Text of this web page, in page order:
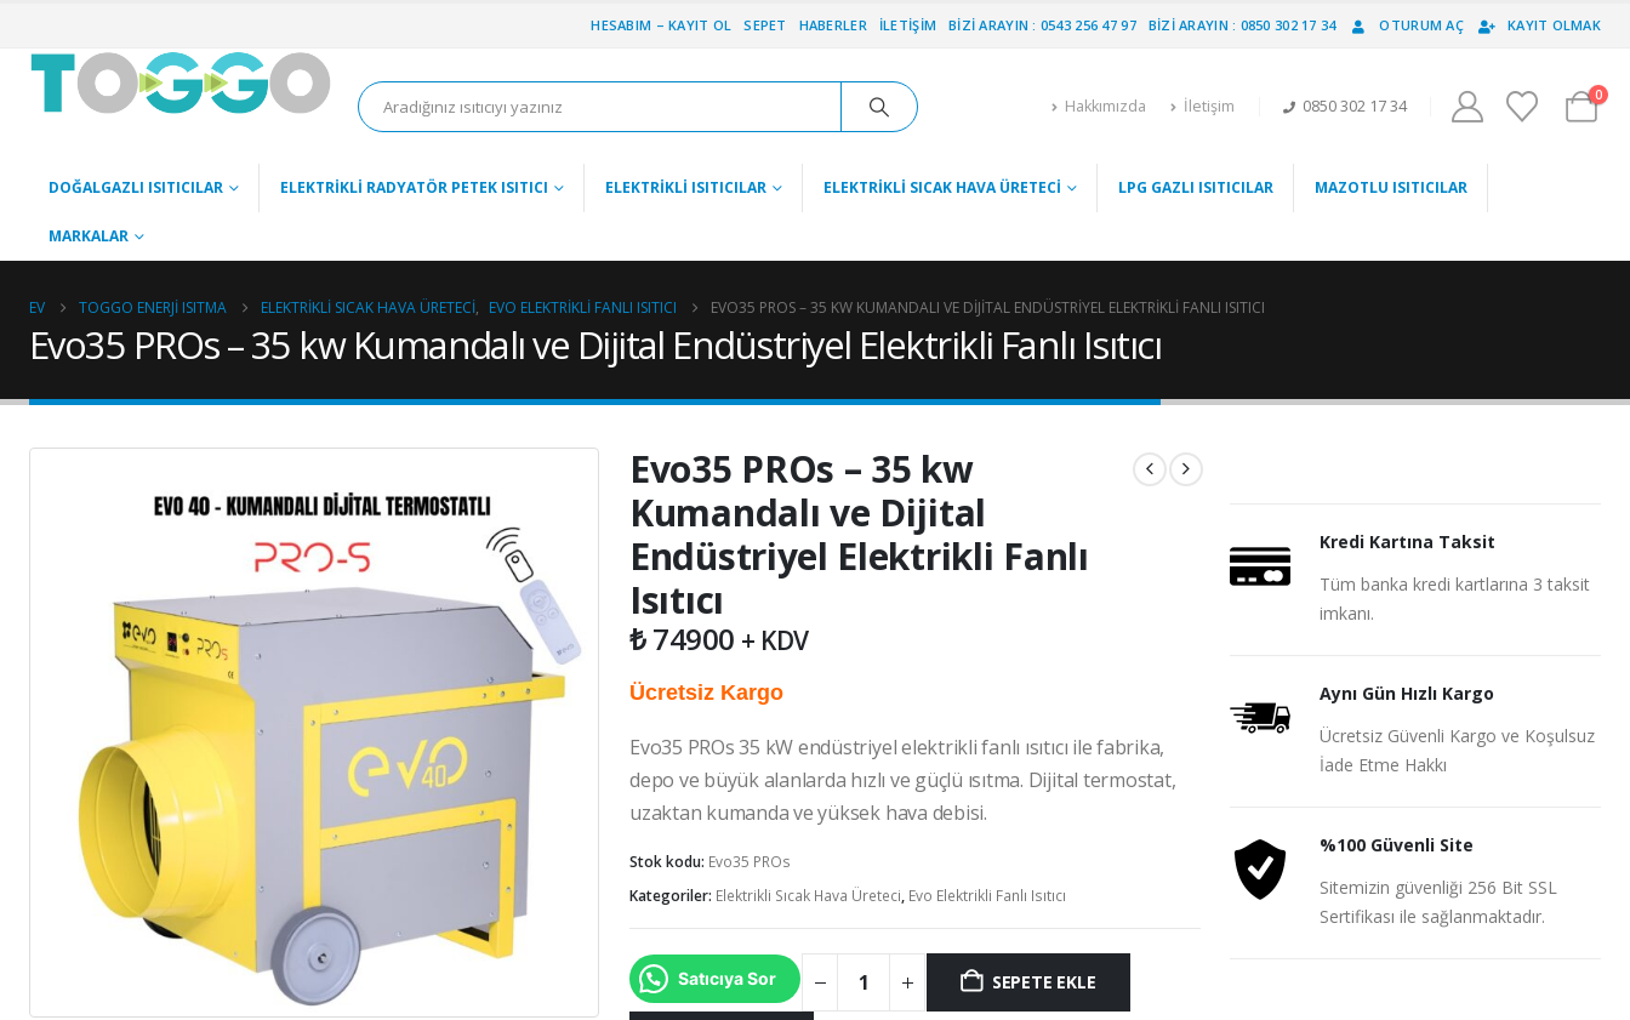
HESABIM – KAYIT OL SEPET HABERLER İLETIŞIM BIZI ARAYIN : 0543 256 47 97 BIZI ARAYIN : 0850 302 17 34 OTURUM AÇ KAYIT OLMAK
Hakkımızda İletişim 0850 302 17 34
0
DOĞALGAZLI ISITICILAR ELEKTRIKLI RADYATÖR PETEK ISITICI ELEKTRIKLI ISITICILAR ELEKTRIKLI SICAK HAVA ÜRETECI LPG GAZLI ISITICILAR MAZOTLU ISITICILAR
MARKALAR
EV TOGGO ENERJI ISITMA ELEKTRIKLI SICAK HAVA ÜRETECI, EVO ELEKTRIKLI FANLI ISITICI EVO35 PROS – 35 KW KUMANDALI VE DIJITAL ENDÜSTRIYEL ELEKTRIKLI FANLI ISITICI
Evo35 PROs – 35 kw Kumandalı ve Dijital Endüstriyel Elektrikli Fanlı Isıtıcı
Evo35 PROs – 35 kw
Kumandalı ve Dijital
Endüstriyel Elektrikli Fanlı
Isıtıcı
₺74900 + KDV
Ücretsiz Kargo
Evo35 PROs 35 kW endüstriyel elektrikli fanlı ısıtıcı ile fabrika,
depo ve büyük alanlarda hızlı ve güçlü ısıtma. Dijital termostat,
uzaktan kumanda ve yüksek hava debisi.
Stok kodu: Evo35 PROs
Kategoriler: Elektrikli Sıcak Hava Üreteci, Evo Elektrikli Fanlı Isıtıcı
Satıcıya Sor SEPETE EKLE
Kredi Kartına Taksit
Tüm banka kredi kartlarına 3 taksit
imkanı.
Aynı Gün Hızlı Kargo
Ücretsiz Güvenli Kargo ve Koşulsuz
İade Etme Hakkı
%100 Güvenli Site
Sitemizin güvenliği 256 Bit SSL
Sertifikası ile sağlanmaktadır.